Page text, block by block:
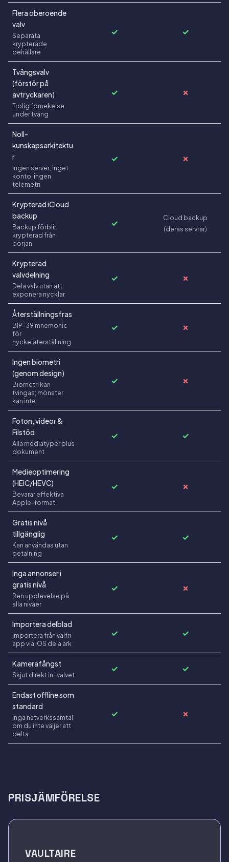
Flera oberoende
valv
Separata
krypterade
behållare
✓ ✓
Tvångsvalv
(förstör på
avtryckaren)
Trolig förnekelse
under tvång
✓ ✗
Noll-
kunskapsarkitektu
r
Ingen server, inget
konto, ingen
telemetri
✓ ✗
Krypterad iCloud
backup
Backup förblir
krypterad från
början
✓
Cloud backup
(deras servrar)
Krypterad
valvdelning
Dela valv utan att
exponera nycklar
✓ ✗
Återställningsfras
BIP-39 mnemonic
för
nyckelåterställning
✓ ✗
Ingen biometri
(genom design)
Biometri kan
tvingas; mönster
kan inte
✓ ✗
Foton, videor &
Filstöd
Alla mediatyper plus
dokument
✓ ✓
Medieoptimering
(HEIC/HEVC)
Bevarar effektiva
Apple-format
✓ ✗
Gratis nivå
tillgänglig
Kan användas utan
betalning
✓ ✓
Inga annonser i
gratis nivå
Ren upplevelse på
alla nivåer
✓ ✗
Importera delblad
Importera från valfri
app via iOS dela ark
✓ ✓
Kamerafångst
Skjut direkt in i valvet
✓ ✓
Endast offline som
standard
Inga nätverkssamtal
om du inte väljer att
delta
✓ ✗
PRISJÄMFÖRELSE
VAULTAIRE